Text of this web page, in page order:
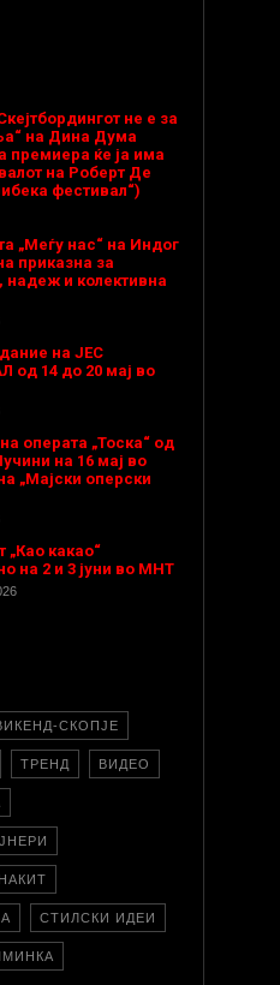
не е за
на Дина Дума
премиера ќе ја има
на Роберт Де
фестивал“)
„Меѓу нас“ на Индог
приказна за
надеж и колективна
на ЈЕС
од 14 до 20 мај во
операта „Тоска“ од
на 16 мај во
„Мајски оперски
„Као какао“
на 2 и 3 јуни во МНТ
СКОПЈЕ
ТРЕНД ВИДЕО
НАКИТ
СТИЛСКИ ИДЕИ